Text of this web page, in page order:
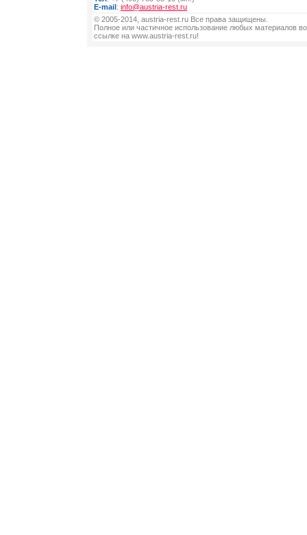
E-mail: info@austria-rest.ru
© 2005-2014, austria-rest.ru Все права защищены.
Полное или частичное использование любых материалов
ссылке на www.austria-rest.ru!